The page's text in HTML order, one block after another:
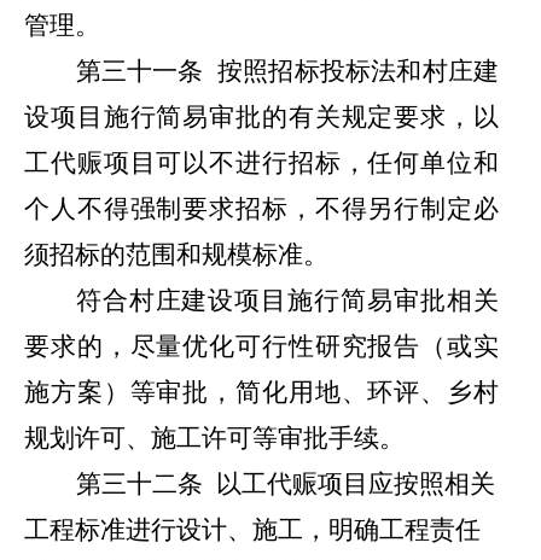
管理。
第三十一条 按照招标投标法和村庄建
设项目施行简易审批的有关规定要求，以
工代赈项目可以不进行招标，任何单位和
个人不得强制要求招标，不得另行制定必
须招标的范围和规模标准。
符合村庄建设项目施行简易审批相关
要求的，尽量优化可行性研究报告（或实
施方案）等审批，简化用地、环评、乡村
规划许可、施工许可等审批手续。
第三十二条
以工代赈项目应按照相关
工程标准进行设计、施工，明确工程责任